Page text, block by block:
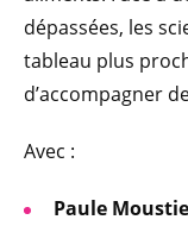
dépassées, les
tableau plus
d’accompagner
Avec :
Paule